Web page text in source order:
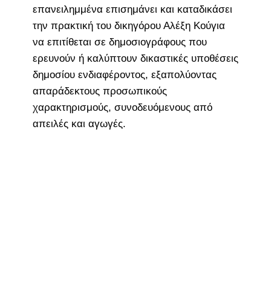
επανειλημμένα επισημάνει και καταδικάσει
την πρακτική του δικηγόρου Αλέξη Κούγια
να επιτίθεται σε δημοσιογράφους που
ερευνούν ή καλύπτουν δικαστικές υποθέσεις
δημοσίου ενδιαφέροντος, εξαπολύοντας
απαράδεκτους προσωπικούς
χαρακτηρισμούς, συνοδευόμενους από
απειλές και αγωγές.